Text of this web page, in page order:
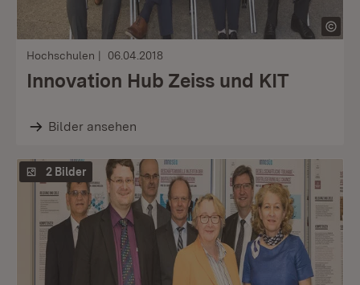
Hochschulen 06.04.2018
Innovation Hub Zeiss und KIT
Bilder ansehen
2 Bilder